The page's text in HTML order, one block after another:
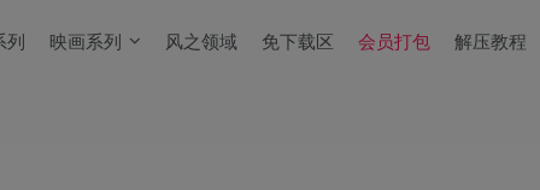
列 映画系列 风之领域 免下载区 会员打包 解压教程